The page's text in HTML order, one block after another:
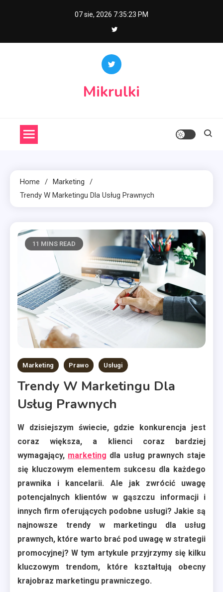
07 sie, 2026 7:35:24 PM
Mikrulki
Home
Marketing
Trendy W Marketingu Dla Usług Prawnych
11 MINS READ
Marketing Prawo Usługi
Trendy W Marketingu Dla
Usług Prawnych
W dzisiejszym świecie, gdzie konkurencja jest
coraz większa, a klienci coraz bardziej
wymagający, marketing dla usług prawnych staje
się kluczowym elementem sukcesu dla każdego
prawnika i kancelarii. Ale jak zwrócić uwagę
potencjalnych klientów w gąszczu informacji i
innych firm oferujących podobne usługi? Jakie są
najnowsze trendy w marketingu dla usług
prawnych, które warto brać pod uwagę w strategii
promocyjnej? W tym artykule przyjrzymy się kilku
kluczowym trendom, które kształtują obecny
krajobraz marketingu prawniczego.